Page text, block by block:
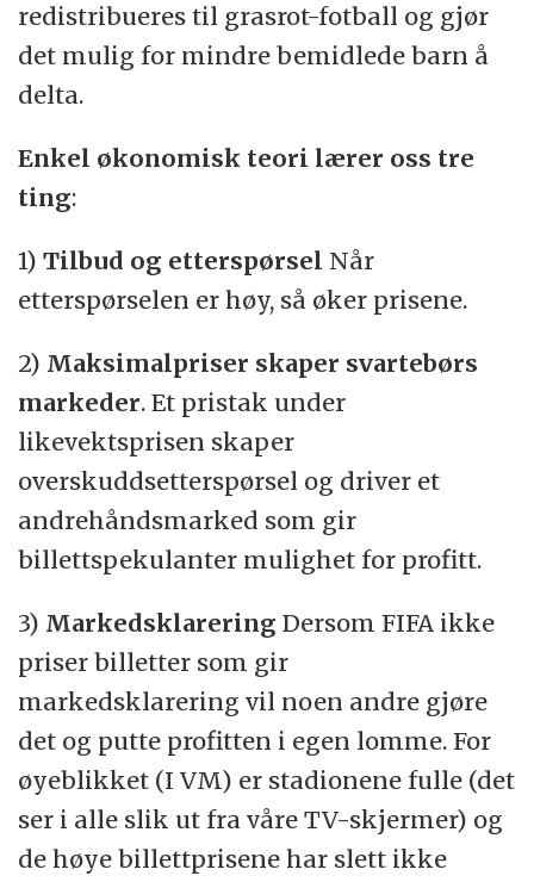
redistribueres til grasrot-fotball og gjør
det mulig for mindre bemidlede barn å
delta.
Enkel økonomisk teori lærer oss tre
ting:
1)Tilbud og etterspørsel Når
etterspørselen er høy, så øker prisene.
2) Maksimalpriser skaper svartebørs
markeder. Et pristak under
likevektsprisen skaper
overskuddsetterspørsel og driver et
andrehåndsmarked som gir
billettspekulanter mulighet for profitt.
3) MarkedsklareringDersom FIFA ikke
priser billetter som gir
markedsklarering vil noen andre gjøre
det og putte profitten i egen lomme. For
øyeblikket (I VM) er stadionene fulle (det
ser i alle slik ut fra våre TV-skjermer) og
de høye billettprisene har slett ikke